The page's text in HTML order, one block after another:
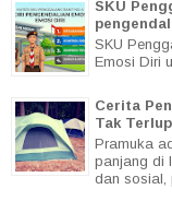
SKU
SKU
Emosi Diri
Cerita
Tak
Pramuka
panjang di
dan sosial,